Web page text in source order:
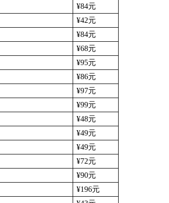
¥84元
¥42元
¥84元
¥68元
¥95元
¥86元
¥97元
¥99元
¥48元
¥49元
¥49元
¥72元
¥90元
¥196元